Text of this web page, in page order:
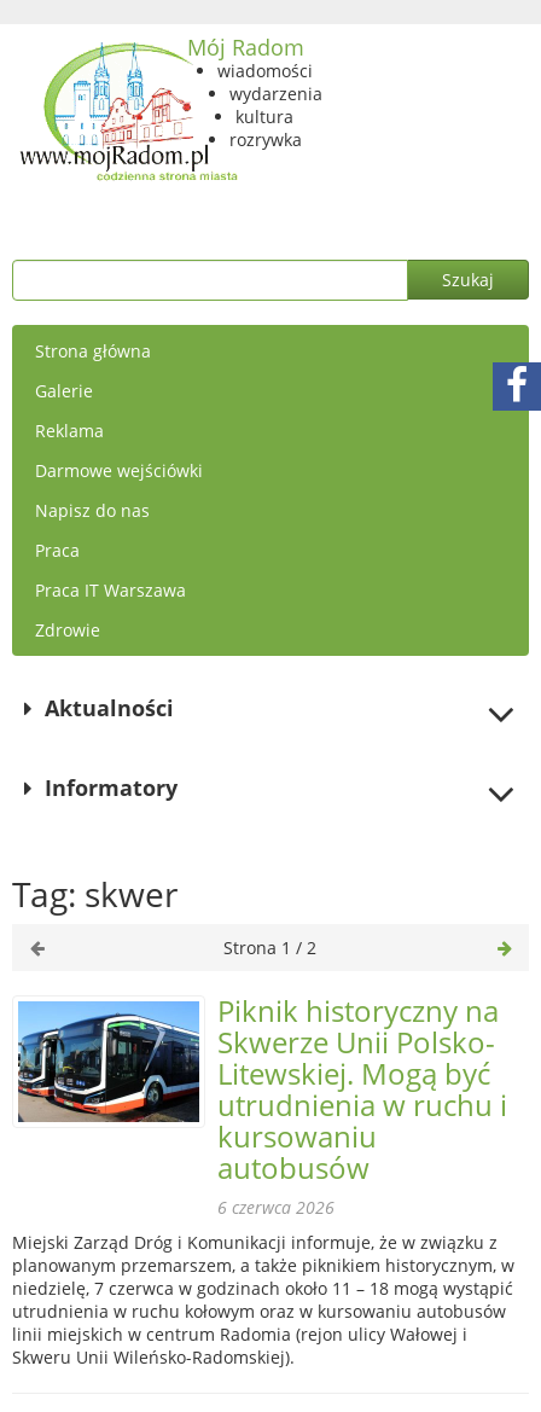
Mój Radom
wiadomości
wydarzenia
kultura
rozrywka
Strona główna
Galerie
Reklama
Darmowe wejściówki
Napisz do nas
Praca
Praca IT Warszawa
Zdrowie
Aktualności
Informatory
Tag: skwer
Strona 1 / 2
Piknik historyczny na
Skwerze Unii Polsko-
Litewskiej. Mogą być
utrudnienia w ruchu i
kursowaniu
autobusów
6 czerwca 2026
Miejski Zarząd Dróg i Komunikacji informuje, że w związku z
planowanym przemarszem, a także piknikiem historycznym, w
niedzielę, 7 czerwca w godzinach około 11 – 18 mogą wystąpić
utrudnienia w ruchu kołowym oraz w kursowaniu autobusów
linii miejskich w centrum Radomia (rejon ulicy Wałowej i
Skweru Unii Wileńsko-Radomskiej).